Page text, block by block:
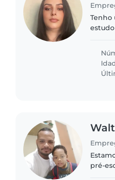
Tenho
pré-